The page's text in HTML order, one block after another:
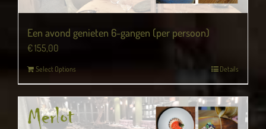
Een avond genieten 6-gangen (per persoon)
€155,00
Select Options Details